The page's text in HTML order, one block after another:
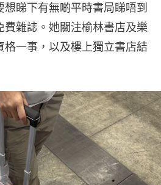
睇下有無啲平時書局睇唔到
費雜誌。她關注榆林書店及樂
格一事，以及樓上獨立書店結